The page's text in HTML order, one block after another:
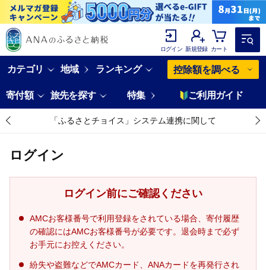
ログイン 新規登録 カート
カテゴリ 地域 ランキング 控除額を調べる
寄付額 旅先を探す 特集 ご利用ガイド
「ふるさとチョイス」システム連携に関して
ログイン
ログイン前にご確認ください
AMCお客様番号で利用登録をされている場合、寄付履歴
の確認にはAMCお客様番号が必要です。退会時まで必ず
お手元にお控えください。
紛失や盗難などでAMCカード、ANAカードを再発行され